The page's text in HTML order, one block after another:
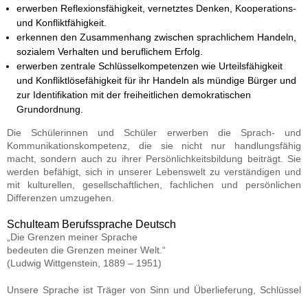
erwerben Reflexionsfähigkeit, vernetztes Denken, Kooperations-
und Konfliktfähigkeit.
erkennen den Zusammenhang zwischen sprachlichem Handeln,
sozialem Verhalten und beruflichem Erfolg.
erwerben zentrale Schlüsselkompetenzen wie Urteilsfähigkeit
und Konfliktlösefähigkeit für ihr Handeln als mündige Bürger und
zur Identifikation mit der freiheitlichen demokratischen
Grundordnung.
Die Schülerinnen und Schüler erwerben die Sprach- und
Kommunikationskompetenz, die sie nicht nur handlungsfähig
macht, sondern auch zu ihrer Persönlichkeitsbildung beiträgt. Sie
werden befähigt, sich in unserer Lebenswelt zu verständigen und
mit kulturellen, gesellschaftlichen, fachlichen und persönlichen
Differenzen umzugehen.
Schulteam Berufssprache Deutsch
„Die Grenzen meiner Sprache
bedeuten die Grenzen meiner Welt.“
(Ludwig Wittgenstein, 1889 – 1951)
Unsere Sprache ist Träger von Sinn und Überlieferung, Schlüssel